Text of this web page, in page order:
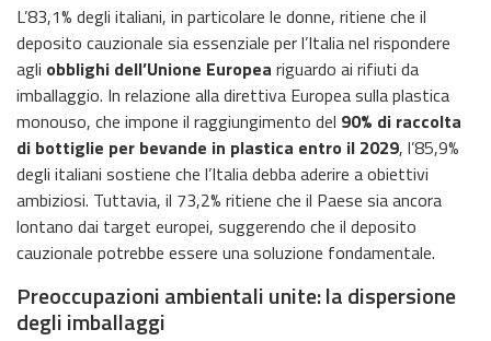
L’83,1% degli italiani, in particolare le donne, ritiene che il
deposito cauzionale sia essenziale per l’Italia nel rispondere
agli obblighi dell’Unione Europea riguardo ai rifiuti da
imballaggio. In relazione alla direttiva Europea sulla plastica
monouso, che impone il raggiungimento del 90% di raccolta
di bottiglie per bevande in plastica entro il 2029, l’85,9%
degli italiani sostiene che l’Italia debba aderire a obiettivi
ambiziosi. Tuttavia, il 73,2% ritiene che il Paese sia ancora
lontano dai target europei, suggerendo che il deposito
cauzionale potrebbe essere una soluzione fondamentale.
Preoccupazioni ambientali unite: la dispersione
degli imballaggi